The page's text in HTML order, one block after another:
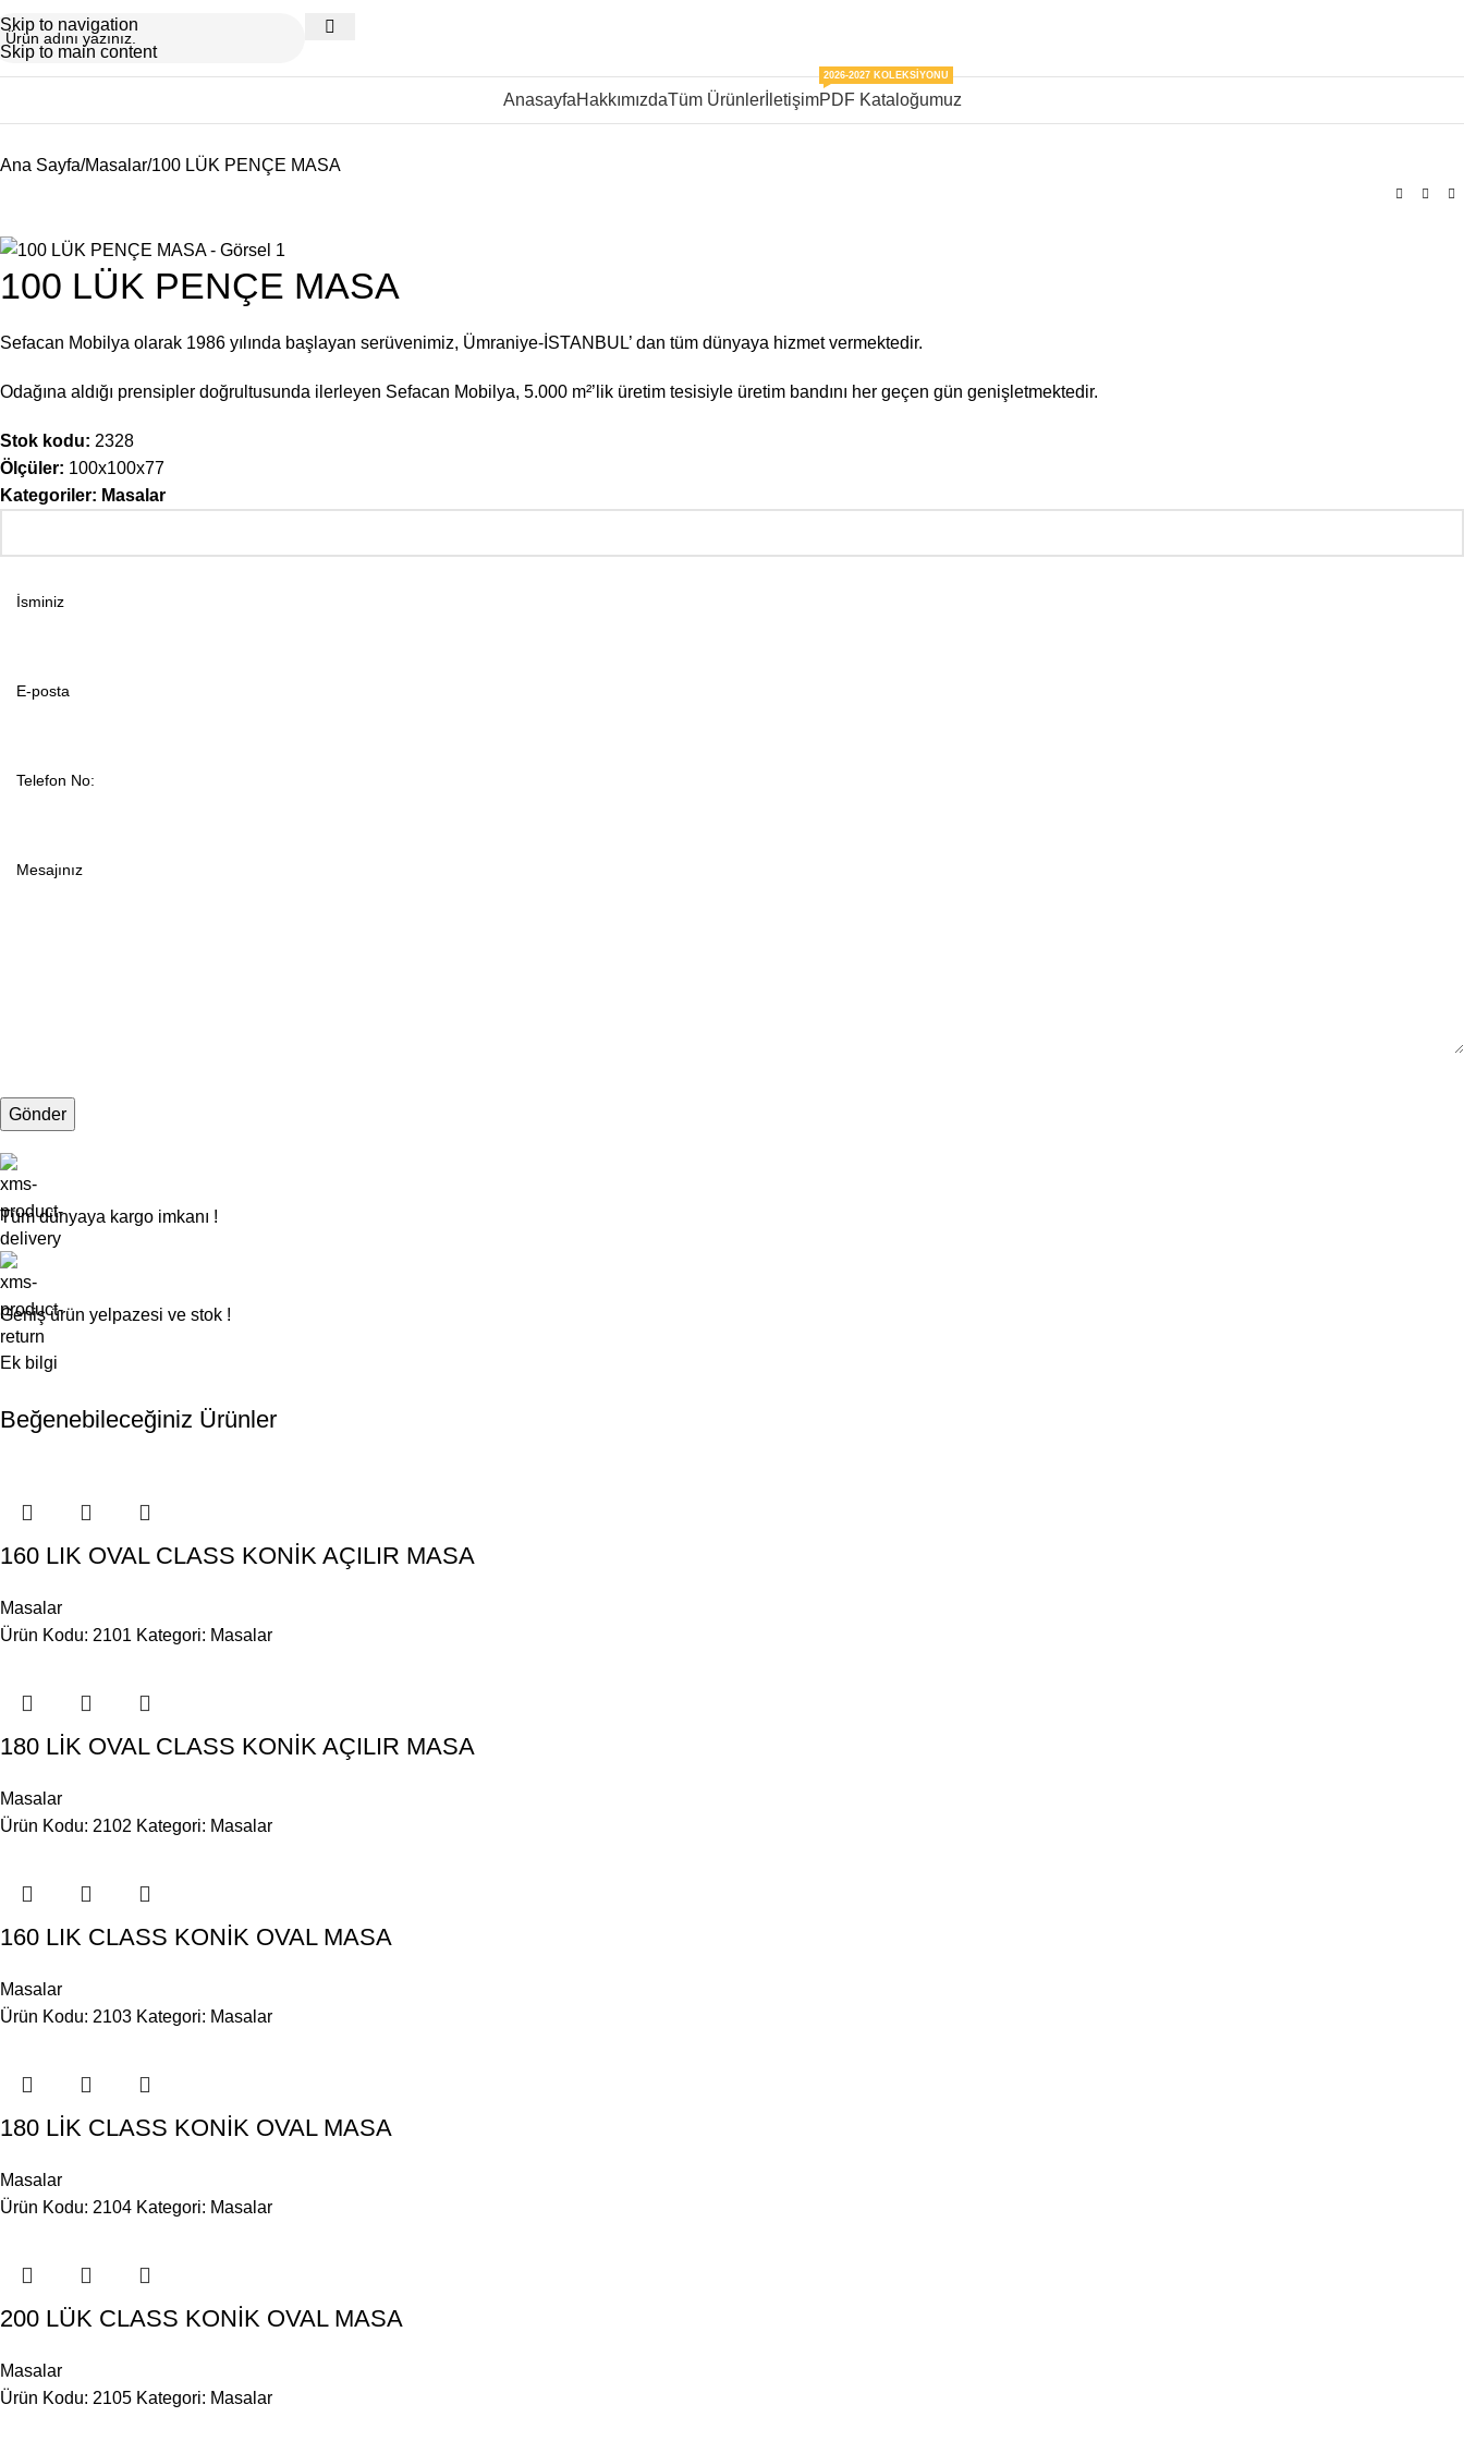
Skip to navigation
Skip to main content
AnasayfaHakkımızdaTüm ÜrünlerİletişimPDF Kataloğumuz
2026-2027 KOLEKSIYONU
Ana Sayfa Masalar 100 LÜK PENÇE MASA
100 LÜK PENÇE MASA
Sefacan Mobilya olarak 1986 yılında başlayan serüvenimiz, Ümraniye-İSTANBUL’ dan tüm dünyaya hizmet vermektedir.
Odağına aldığı prensipler doğrultusunda ilerleyen Sefacan Mobilya, 5.000 m²’lik üretim tesisiyle üretim bandını her geçen gün genişletmektedir.
Stok kodu: 2328
Ölçüler: 100x100x77
Kategoriler: Masalar
Tüm dünyaya kargo imkanı !
Geniş ürün yelpazesi ve stok !
Ek bilgi
Beğenebileceğiniz Ürünler
160 LIK OVAL CLASS KONİK AÇILIR MASA
Masalar
Ürün Kodu: 2101 Kategori: Masalar
180 LİK OVAL CLASS KONİK AÇILIR MASA
Masalar
Ürün Kodu: 2102 Kategori: Masalar
160 LIK CLASS KONİK OVAL MASA
Masalar
Ürün Kodu: 2103 Kategori: Masalar
180 LİK CLASS KONİK OVAL MASA
Masalar
Ürün Kodu: 2104 Kategori: Masalar
200 LÜK CLASS KONİK OVAL MASA
Masalar
Ürün Kodu: 2105 Kategori: Masalar